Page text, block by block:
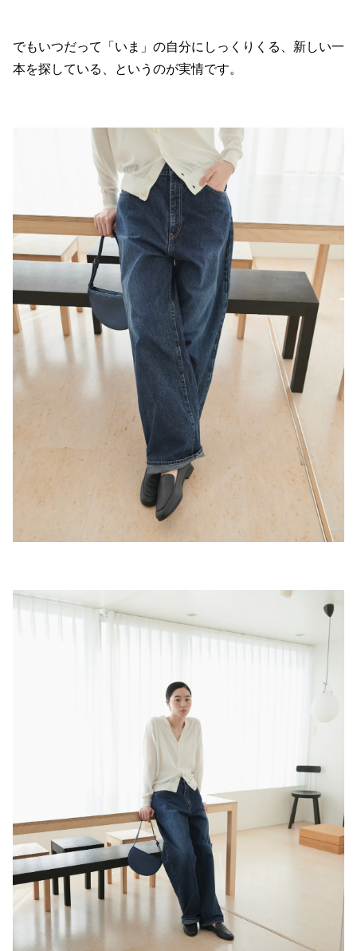
でもいつだって「いま」の自分にしっくりくる、新しい一
本を探している、というのが実情です。